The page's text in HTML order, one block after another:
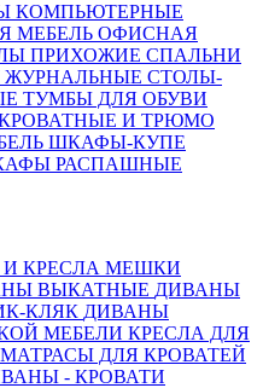
КОМПЬЮТЕРНЫЕ
МЕБЕЛЬ ОФИСНАЯ
ПРИХОЖИЕ СПАЛЬНИ
ЖУРНАЛЬНЫЕ СТОЛЫ-
ТУМБЫ ДЛЯ ОБУВИ
И ТРЮМО
ШКАФЫ-КУПЕ
РАСПАШНЫЕ
КРЕСЛА МЕШКИ
ВЫКАТНЫЕ ДИВАНЫ
КЛЯК ДИВАНЫ
МЕБЕЛИ КРЕСЛА ДЛЯ
МАТРАСЫ ДЛЯ КРОВАТЕЙ
- КРОВАТИ